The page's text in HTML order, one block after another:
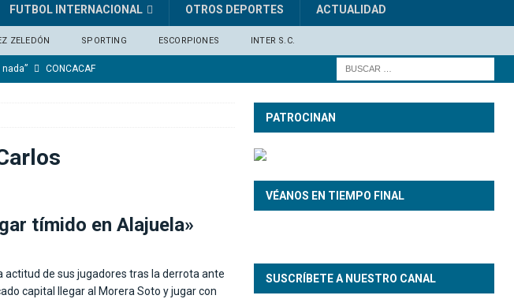
FUTBOL INTERNACIONAL OTROS DEPORTES ACTUALIDAD
ZELEDÓN SPORTING ESCORPIONES INTER S.C.
CONCACAF
tímido en Alajuela»
actitud de sus jugadores tras la derrota ante
capital llegar al Morera Soto y jugar con
PATROCINAN
VÉANOS EN TIEMPO FINAL
SUSCRÍBETE A NUESTRO CANAL